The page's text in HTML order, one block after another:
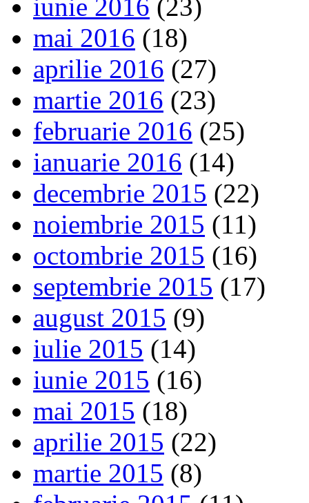
iunie 2016 (23)
mai 2016 (18)
aprilie 2016 (27)
martie 2016 (23)
februarie 2016 (25)
ianuarie 2016 (14)
decembrie 2015 (22)
noiembrie 2015 (11)
octombrie 2015 (16)
septembrie 2015 (17)
august 2015 (9)
iulie 2015 (14)
iunie 2015 (16)
mai 2015 (18)
aprilie 2015 (22)
martie 2015 (8)